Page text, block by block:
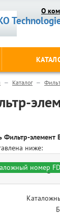
О
Каталог
Фильтр-элемент
ниже:
номер